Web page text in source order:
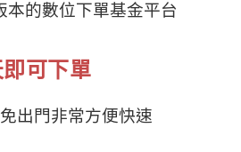
本的數位下單基金平台
可下單
出門非常方便快速